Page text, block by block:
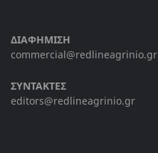
ΔΙΑΦΗΜΙΣΗ
commercial@redlineagrinio.gr
ΣΥΝΤΑΚΤΕΣ
editors@redlineagrinio.gr